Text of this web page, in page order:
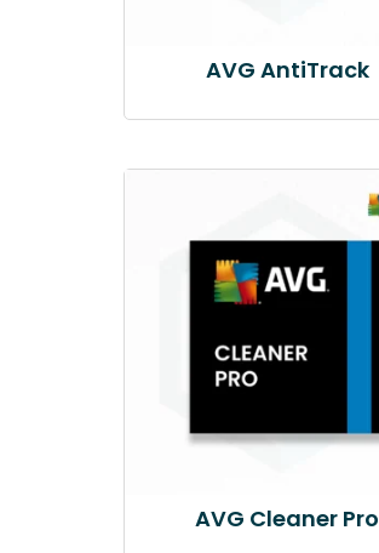
AVG AntiTrack
AVG Cleaner Pro